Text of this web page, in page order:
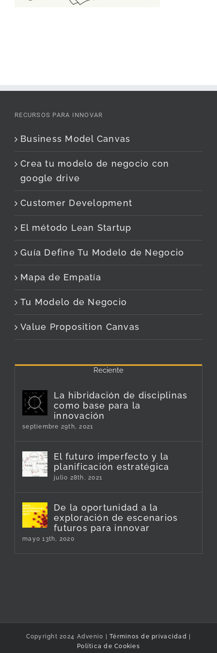
RECURSOS PARA INNOVAR
Business Model Canvas
Crea tu modelo de negocio con
google drive
Customer Development
El método Lean Startup
Guía Define Tu Modelo de Negocio
Mapa de Empatía
Tu Modelo de Negocio
Value Proposition Canvas
Reciente
La hibridación de disciplinas
como base para la
innovación
septiembre 29th, 2021
El futuro imperfecto y la
planificación estratégica
julio 28th, 2021
De la oportunidad a la
exploración de escenarios
futuros para innovar
mayo 13th, 2020
Copyright 2024 Advenio | Términos de privacidad
Política de Cookies